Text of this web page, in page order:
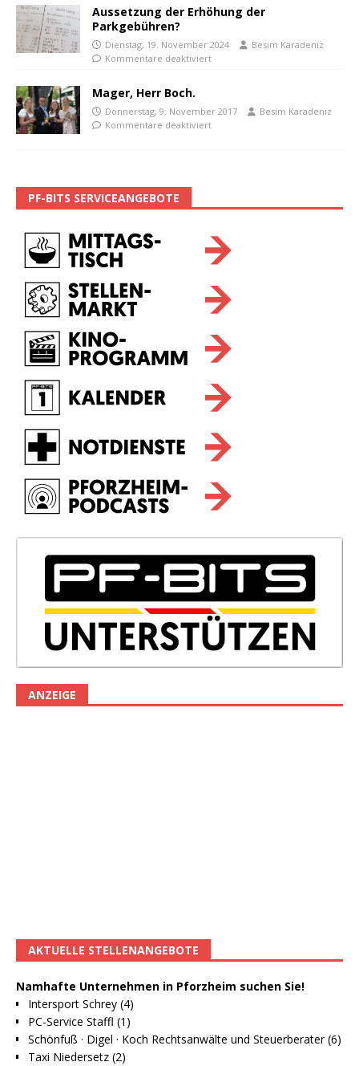
Aussetzung der Erhöhung der
Parkgebühren?
Dienstag, 19. November 2024
Besim Karadeniz
Kommentare deaktiviert
Mager, Herr Boch.
Donnerstag, 9. November 2017
Besim Karadeniz
Kommentare deaktiviert
PF-BITS SERVICEANGEBOTE
ANZEIGE
AKTUELLE STELLENANGEBOTE
Namhafte Unternehmen in Pforzheim suchen Sie!
Intersport Schrey (4)
PC-Service Staffl (1)
Schönfuß · Digel · Koch Rechtsanwälte und Steuerberater (6)
Taxi Niedersetz (2)